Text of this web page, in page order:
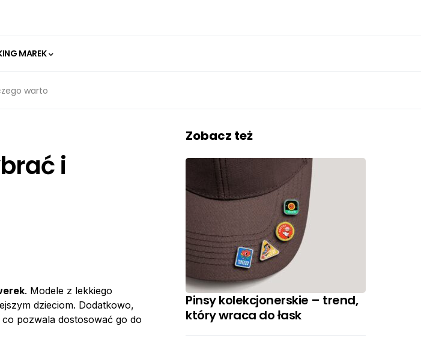
MAREK
warto
i
. Modele z lekkiego
dzieciom. Dodatkowo,
co pozwala dostosować go do
Zobacz też
Pinsy kolekcjonerskie – trend,
który wraca do łask